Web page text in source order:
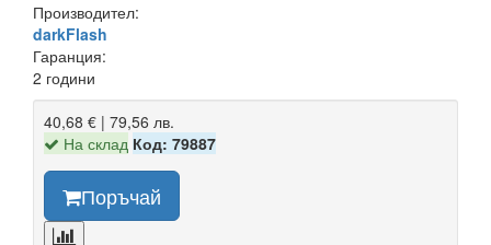
Производител:
darkFlash
Гаранция:
2 години
40,68 € | 79,56 лв.
На склад Код: 79887
Поръчай